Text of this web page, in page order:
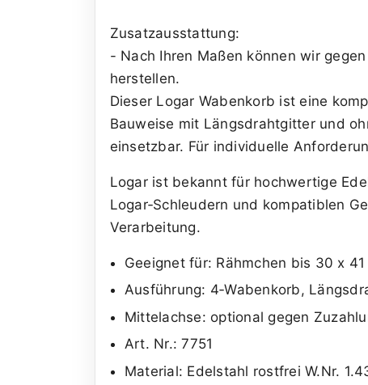
Zusatzausstattung:
- Nach Ihren Maßen können wir
herstellen.
Dieser Logar Wabenkorb ist eine
Bauweise mit Längsdrahtgitter und
einsetzbar. Für individuelle
Logar ist bekannt für hochwertige
Logar‑Schleudern und kompatiblen
Verarbeitung.
Geeignet für: Rähmchen bis 30 x
Ausführung: 4‑Wabenkorb,
Mittelachse: optional gegen
Art. Nr.: 7751
Material: Edelstahl rostfrei W.Nr.